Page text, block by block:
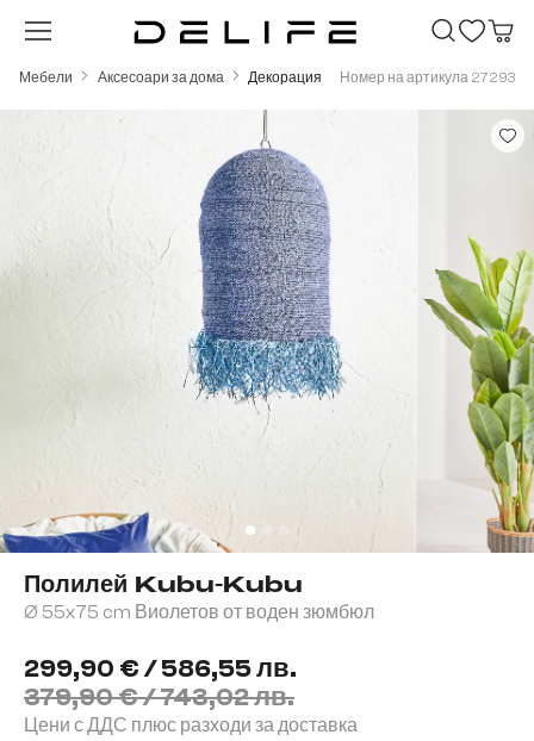
Преминете към основното съдържание
Мебели Аксесоари за дома Декорация Номер на артикула 27293
Полилей Kubu-Kubu
Ø 55x75 cm Виолетов от воден зюмбюл
299,90 € / 586,55 лв.
379,90 € / 743,02 лв.
Цени с ДДС плюс разходи за доставка
Пропуснете галерия с изображения